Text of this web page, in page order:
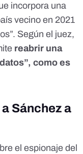
incorpora una
vecino en 2021
Según el juez,
reabrir una
como es
Sánchez a
el espionaje del